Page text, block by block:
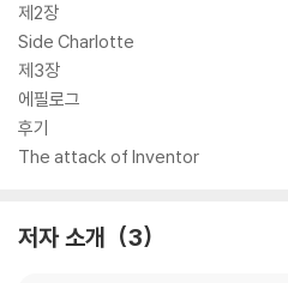
제2장
Side Charlotte
제3장
에필로그
후기
The attack of Inventor
저자 소개 3